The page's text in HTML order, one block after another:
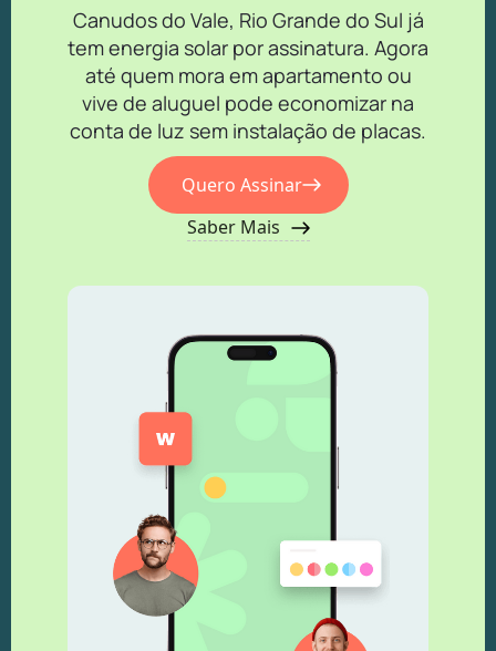
Canudos do Vale, Rio Grande do Sul já
tem energia solar por assinatura. Agora
até quem mora em apartamento ou
vive de aluguel pode economizar na
conta de luz sem instalação de placas.
Quero Assinar
Saber Mais